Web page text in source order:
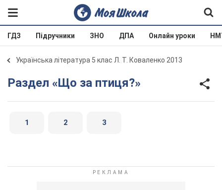
ГДЗ Підручники ЗНО ДПА Онлайн уроки
Українська література 5 клас Л. Т. Коваленко 2013
Раздел «Що за птиця?»
1 2 3